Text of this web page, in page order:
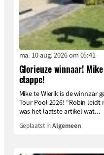
ma. 10 aug. 2026 om 05:41
Glorieuze winnaar!
etappe!
Mike te Wierik is de winnaar
Tour Pool 2026! “Robin leidt
was het laatste artikel wat...
Geplaatst inAlgemeen